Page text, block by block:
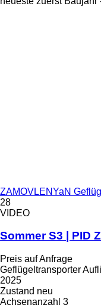
ZAMOVLENYaN
28
VIDEO
Sommer S3 | PID
Preis auf Anfrage
Geflügeltransporter
2025
Zustand neu
Achsenanzahl 3